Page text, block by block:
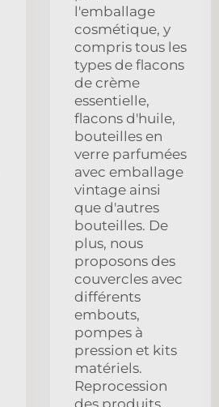
l'emballage
cosmétique, y
compris tous les
types de flacons
de crème
essentielle,
flacons d'huile,
bouteilles en
verre parfumées
avec emballage
vintage ainsi
que d'autres
bouteilles. De
plus, nous
proposons des
couvercles avec
différents
embouts,
pompes à
pression et kits
matériels.
Reprocession